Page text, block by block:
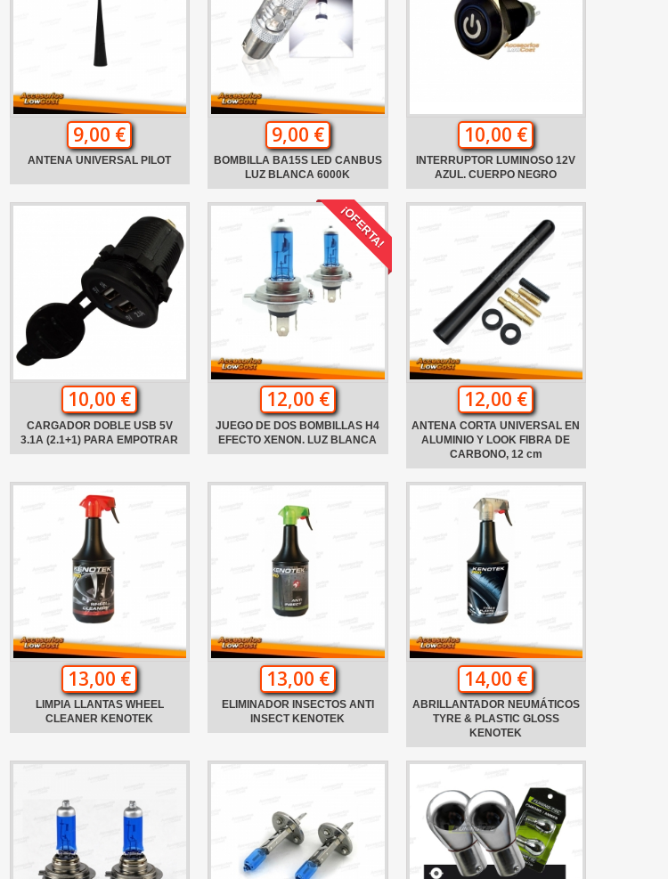
9,00 €
ANTENA UNIVERSAL PILOT
9,00 €
BOMBILLA BA15S LED CANBUS
LUZ BLANCA 6000K
10,00 €
INTERRUPTOR LUMINOSO 12V
AZUL. CUERPO NEGRO
10,00 €
CARGADOR DOBLE USB 5V
3.1A (2.1+1) PARA EMPOTRAR
¡OFERTA!
12,00 €
JUEGO DE DOS BOMBILLAS H4
EFECTO XENON. LUZ BLANCA
12,00 €
ANTENA CORTA UNIVERSAL EN
ALUMINIO Y LOOK FIBRA DE
CARBONO, 12 cm
13,00 €
LIMPIA LLANTAS WHEEL
CLEANER KENOTEK
13,00 €
ELIMINADOR INSECTOS ANTI
INSECT KENOTEK
14,00 €
ABRILLANTADOR NEUMÁTICOS
TYRE & PLASTIC GLOSS
KENOTEK